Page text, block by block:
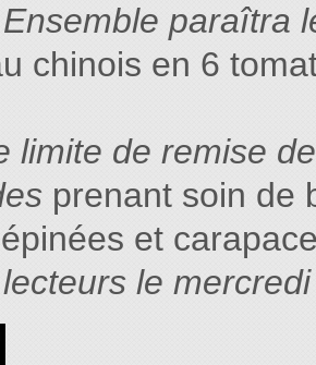
paraîtra
chinois en 6
limite de remise
prenant soin de
et
lecteurs le